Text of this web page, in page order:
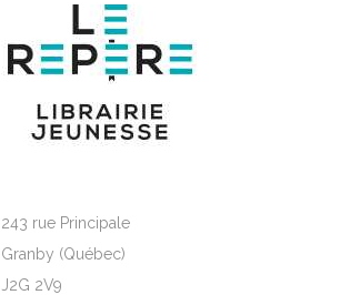
243 rue Principale
Granby (Québec)
J2G 2V9